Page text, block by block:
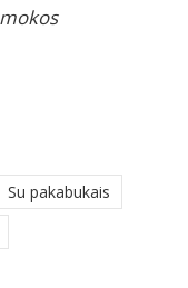
Su pakabukais